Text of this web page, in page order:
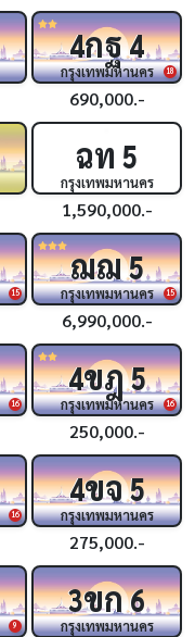
18
4กฐ4
กรุงเทพมหานคร
690,000.-
ฉท 5
กรุงเทพมหานคร
1,590,000.-
15 15
ฌฌ5
กรุงเทพมหานคร
6,990,000.-
16 16
4ขฎ5
กรุงเทพมหานคร
250,000.-
16
4ขจ5
กรุงเทพมหานคร
275,000.-
9
3ขก6
กรุงเทพมหานคร